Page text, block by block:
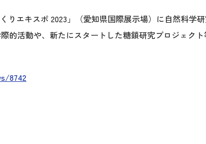
りエキスポ 2023」（愛知県国際展示場）に自然科学
的活動や、新たにスタートした糖鎖研究プロジェク
8742